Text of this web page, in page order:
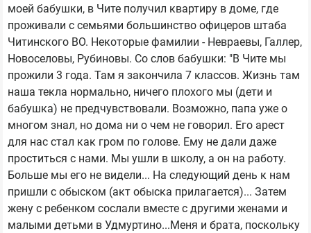
моей бабушки, в Чите получил квартиру в доме, где
проживали с семьями большинство офицеров штаба
Читинского ВО. Некоторые фамилии - Невраевы, Галлер,
Новоселовы, Рубиновы. Со слов бабушки: "В Чите мы
прожили 3 года. Там я закончила 7 классов. Жизнь там
наша текла нормально, ничего плохого мы (дети и
бабушка) не предчувствовали. Возможно, папа уже о
многом знал, но дома ни о чем не говорил. Его арест
для нас стал как гром по голове. Ему не дали даже
проститься с нами. Мы ушли в школу, а он на работу.
Больше мы его не видели... На следующий день к нам
пришли с обыском (акт обыска прилагается)... Затем
жену с ребенком сослали вместе с другими женами и
малыми детьми в Удмуртино...Меня и брата, поскольку